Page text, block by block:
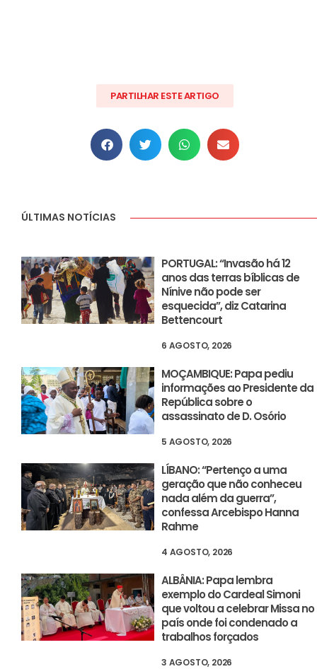
PARTILHAR ESTE ARTIGO
ÚLTIMAS NOTÍCIAS
PORTUGAL: “Invasão há 12
anos das terras bíblicas de
Nínive não pode ser
esquecida”, diz Catarina
Bettencourt
6 AGOSTO, 2026
MOÇAMBIQUE: Papa pediu
informações ao Presidente da
República sobre o
assassinato de D. Osório
5 AGOSTO, 2026
LÍBANO: “Pertenço a uma
geração que não conheceu
nada além da guerra”,
confessa Arcebispo Hanna
Rahme
4 AGOSTO, 2026
ALBÂNIA: Papa lembra
exemplo do Cardeal Simoni
que voltou a celebrar Missa no
país onde foi condenado a
trabalhos forçados
3 AGOSTO, 2026